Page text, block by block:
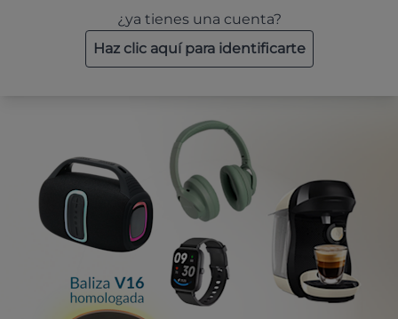
¿ya tienes una cuenta?
Haz clic aquí para identificarte